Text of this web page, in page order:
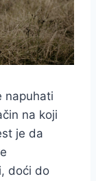
napuhati
na koji
je da
doći do